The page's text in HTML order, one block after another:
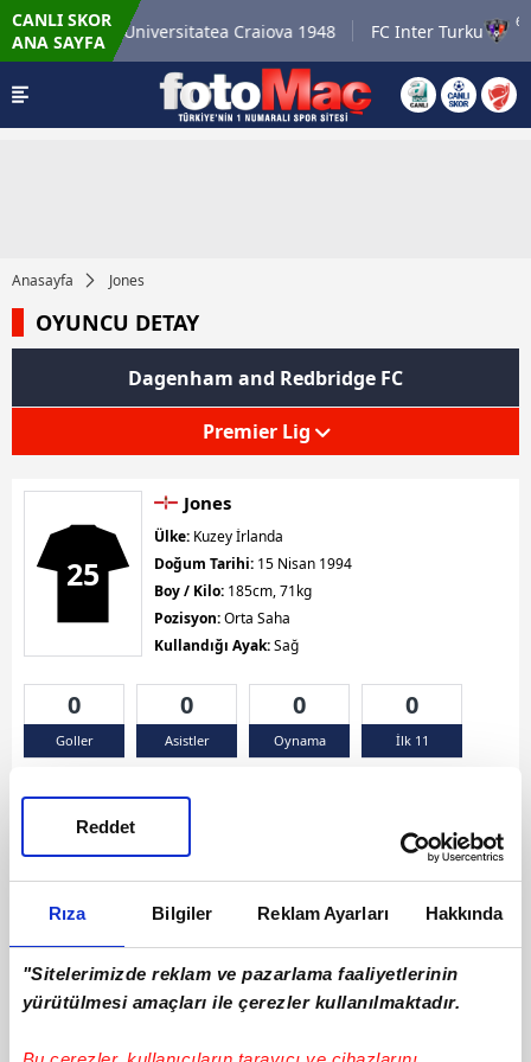
Rıza Bilgiler Reklam Ayarları Hakkında
"Sitelerimizde reklam ve pazarlama faaliyetlerinin
yürütülmesi amaçları ile çerezler kullanılmaktadır.
Reddet
CANLI SKOR
ANA SAYFA
- Per
CS Universitatea Craiova 1948 FC Inter Turku
Anasayfa Jones
OYUNCU DETAY
Dagenham and Redbridge FC
Premier Lig
25
Jones
Ülke: Kuzey İrlanda
Doğum Tarihi: 15 Nisan 1994
Boy / Kilo: 185cm, 71kg
Pozisyon:Orta Saha
Kullandığı Ayak:Sağ
0
Goller
0
Asistler
0
Oynama
0
İlk 11